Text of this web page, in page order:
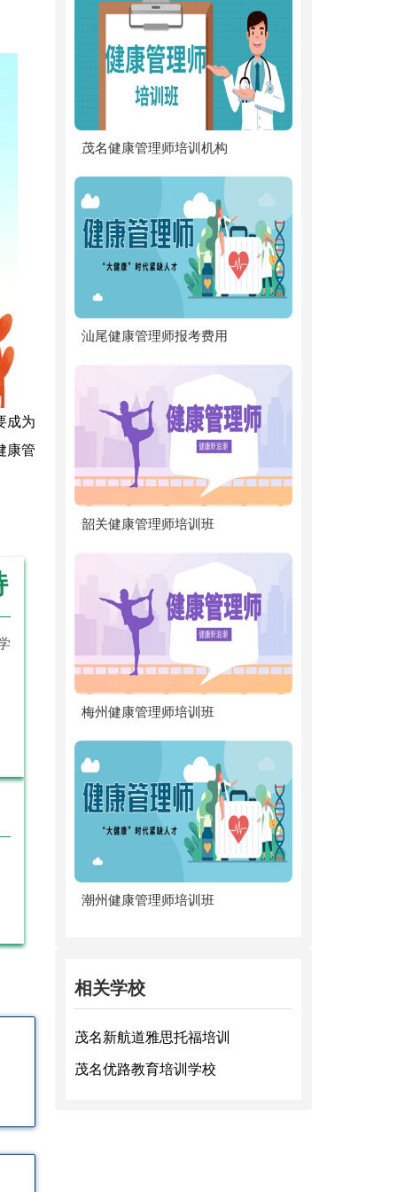
成为
康管
茂名健康管理师培训机构
汕尾健康管理师报考费用
韶关健康管理师培训班
梅州健康管理师培训班
潮州健康管理师培训班
相关学校
茂名新航道雅思托福培训
茂名优路教育培训学校